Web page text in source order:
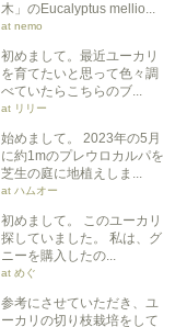
木」のEucalyptus mellio...
at nemo
初めまして。最近ユーカリ
を育てたいと思って色々調
べていたらこちらのブ...
at リリー
始めまして。 2023年の5月
に約1mのプレウロカルパを
芝生の庭に地植えしま...
at ハムオー
初めまして。 このユーカリ
探していました。 私は、グ
ニーを購入したの...
at めぐ
参考にさせていただき、ユ
ーカリの切り枝栽培をして